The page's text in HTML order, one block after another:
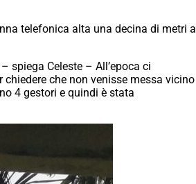
telefonica alta una decina di metri a
spiega Celeste – All’epoca ci
che non venisse messa vicino
4 gestori e quindi è stata